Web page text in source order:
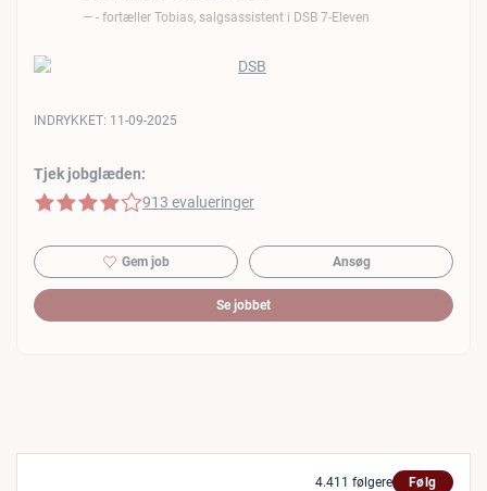
- fortæller Tobias, salgsassistent i DSB 7-Eleven
Tjek jobglæden:
4 af 5 stjerner
913 evalueringer
INDRYKKET: 11-09-2025
Gem job Ansøg
Se jobbet
4.411 følgere Følg